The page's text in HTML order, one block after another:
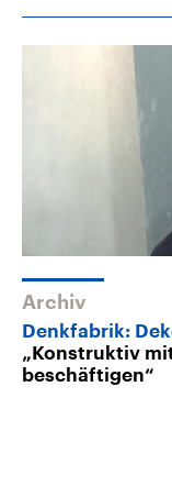
Archiv
Denkfabrik:
„Konstruktiv
beschäftigen“